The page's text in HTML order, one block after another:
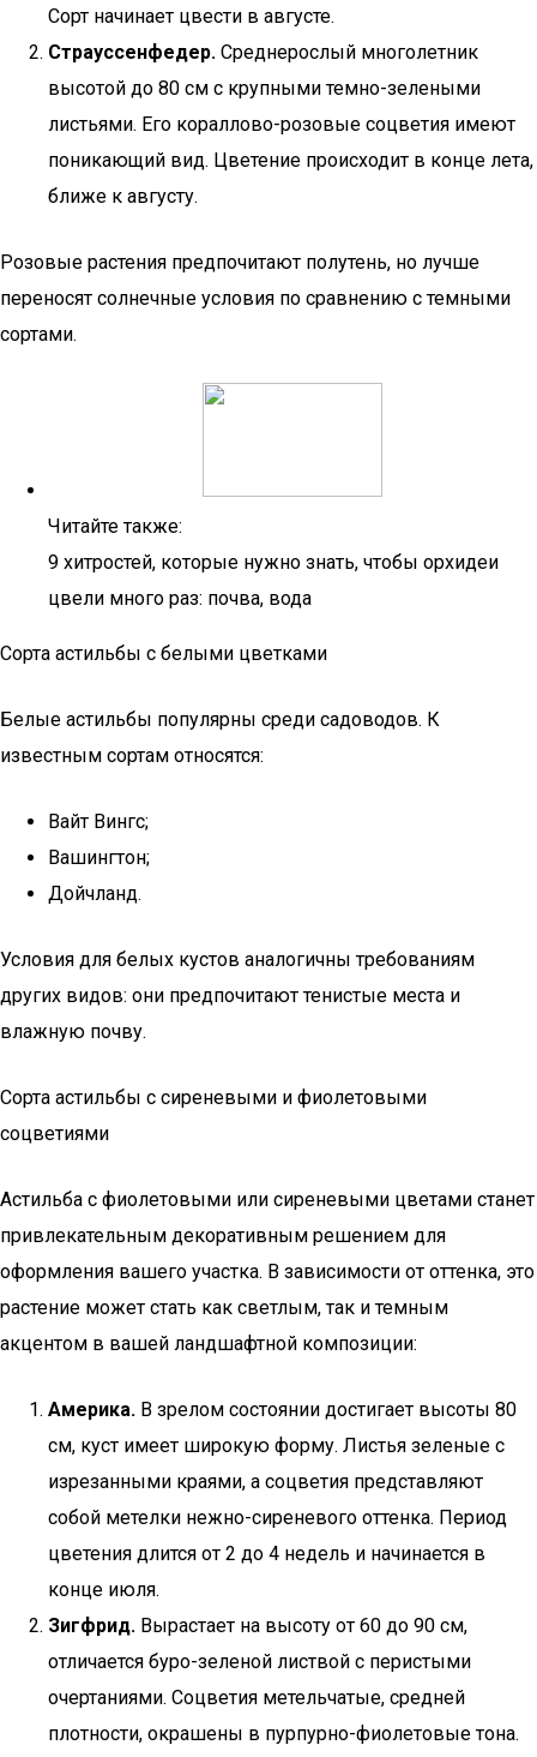
Сорт начинает цвести в августе.
Страуссенфедер. Среднерослый многолетник
высотой до 80 см с крупными темно-зелеными
листьями. Его кораллово-розовые соцветия имеют
поникающий вид. Цветение происходит в конце лета,
ближе к августу.
Розовые растения предпочитают полутень, но лучше
переносят солнечные условия по сравнению с темными
сортами.
Читайте также:
9 хитростей, которые нужно знать, чтобы орхидеи
цвели много раз: почва, вода
Сорта астильбы с белыми цветками
Белые астильбы популярны среди садоводов. К
известным сортам относятся:
Вайт Вингс;
Вашингтон;
Дойчланд.
Условия для белых кустов аналогичны требованиям
других видов: они предпочитают тенистые места и
влажную почву.
Сорта астильбы с сиреневыми и фиолетовыми
соцветиями
Астильба с фиолетовыми или сиреневыми цветами станет
привлекательным декоративным решением для
оформления вашего участка. В зависимости от оттенка, это
растение может стать как светлым, так и темным
акцентом в вашей ландшафтной композиции:
Америка. В зрелом состоянии достигает высоты 80
см, куст имеет широкую форму. Листья зеленые с
изрезанными краями, а соцветия представляют
собой метелки нежно-сиреневого оттенка. Период
цветения длится от 2 до 4 недель и начинается в
конце июля.
Зигфрид. Вырастает на высоту от 60 до 90 см,
отличается буро-зеленой листвой с перистыми
очертаниями. Соцветия метельчатые, средней
плотности, окрашены в пурпурно-фиолетовые тона.